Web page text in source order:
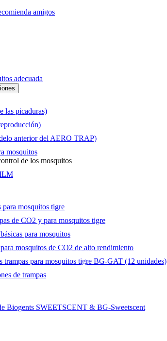
amigos
adecuada
las picaduras)
anterior del AERO TRAP)
mosquitos
de los mosquitos
para mosquitos tigre
de CO2 y para mosquitos tigre
para mosquitos
mosquitos de CO2 de alto rendimiento
trampas para mosquitos tigre BG-GAT (12 unidades)
de trampas
Biogents SWEETSCENT & BG-Sweetscent